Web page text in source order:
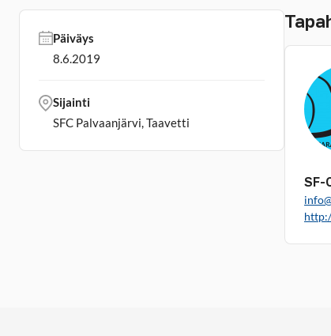
SF-
Päiväys
8.6.2019
Sijainti
SFC Palvaanjärvi, Taavetti